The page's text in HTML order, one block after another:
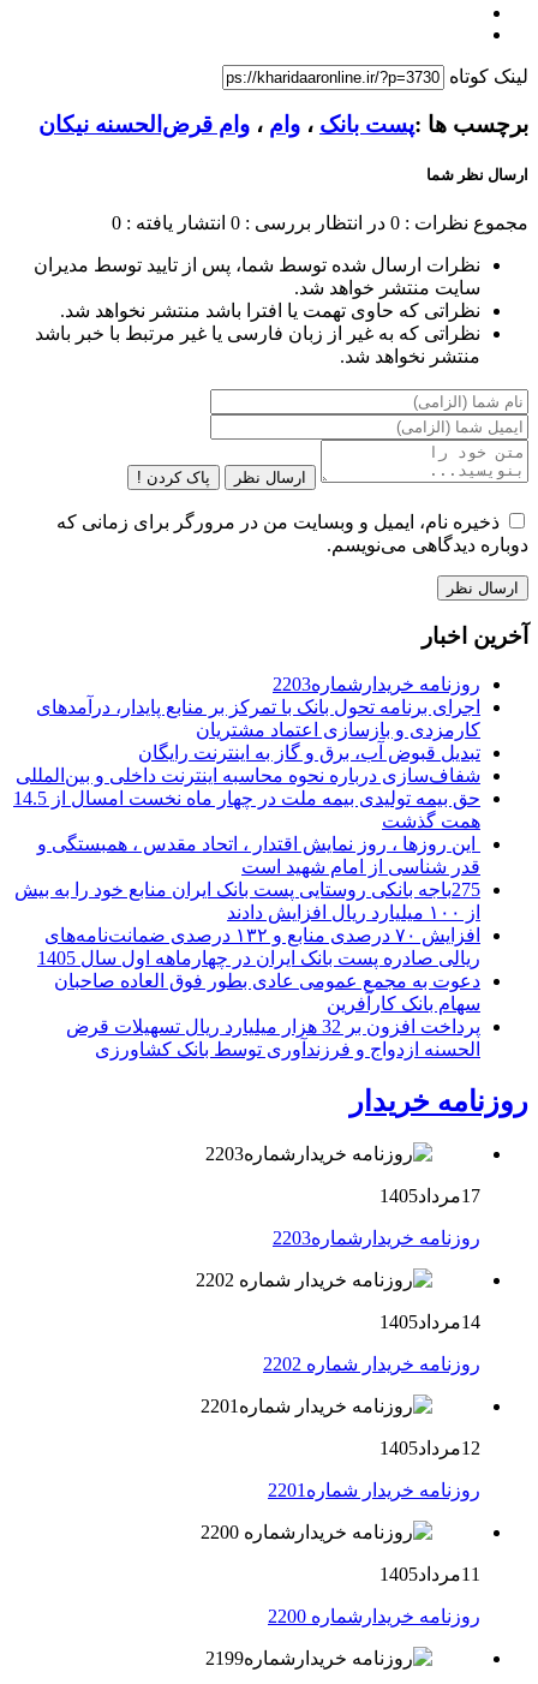
لینک کوتاه
برچسب ها :پست بانک ، وام ، وام قرض‌الحسنه نیکان
ارسال نظر شما
مجموع نظرات : 0 در انتظار بررسی : 0 انتشار یافته : 0
نظرات ارسال شده توسط شما، پس از تایید توسط مدیران
سایت منتشر خواهد شد.
نظراتی که حاوی تهمت یا افترا باشد منتشر نخواهد شد.
نظراتی که به غیر از زبان فارسی یا غیر مرتبط با خبر باشد
منتشر نخواهد شد.
ارسال نظر پاک کردن !
ذخیره نام، ایمیل و وبسایت من در مرورگر برای زمانی که
دوباره دیدگاهی می‌نویسم.
آخرین اخبار
روزنامه خریدارشماره2203
اجرای برنامه تحول بانک با تمرکز بر منابع پایدار، درآمدهای
کارمزدی و بازسازی اعتماد مشتریان
تبدیل قبوض آب، برق و گاز به اینترنت رایگان
شفاف‌سازی درباره نحوه محاسبه اینترنت داخلی و بین‌المللی
حق بیمه تولیدی بیمه ملت در چهار ماه نخست امسال از 14.5
همت گذشت
این روزها ، روز نمایش اقتدار ، اتحاد مقدس ، همبستگی و
قدر شناسی از امام شهید است
275باجه بانکی روستایی پست بانک ایران منابع خود را به بیش
از ۱۰۰ میلیارد ریال افزایش دادند
افزایش ۷۰ درصدی منابع و ۱۳۲ درصدی ضمانت‌نامه‌های
ریالی صادره پست بانک ایران در چهارماهه اول سال 1405
دعوت به مجمع عمومی عادی بطور فوق العاده صاحبان
سهام بانک کارآفرین
پرداخت افزون بر 32 هزار میلیارد ریال تسهیلات قرض
الحسنه ازدواج و فرزندآوری توسط بانک کشاورزی
روزنامه خریدار
17مرداد1405
روزنامه خریدارشماره2203
14مرداد1405
روزنامه خریدار شماره 2202
12مرداد1405
روزنامه خریدار شماره2201
11مرداد1405
روزنامه خریدارشماره 2200